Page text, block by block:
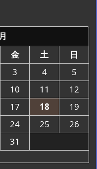
金 土
日
3 4
5
10 11
12
17 18
19
24 25
26
31